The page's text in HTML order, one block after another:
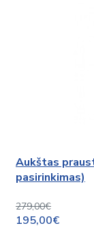
Aukštas
pasirinkimas)
279,00€
195,00€